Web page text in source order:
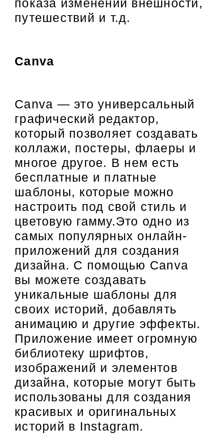
показа изменений внешности,
путешествий и т.д.
Canva
Canva — это универсальный
графический редактор,
который позволяет создавать
коллажи, постеры, флаеры и
многое другое. В нем есть
бесплатные и платные
шаблоны, которые можно
настроить под свой стиль и
цветовую гамму.Это одно из
самых популярных онлайн-
приложений для создания
дизайна. С помощью Canva
вы можете создавать
уникальные шаблоны для
своих историй, добавлять
анимацию и другие эффекты.
Приложение имеет огромную
библиотеку шрифтов,
изображений и элементов
дизайна, которые могут быть
использованы для создания
красивых и оригинальных
историй в Instagram.